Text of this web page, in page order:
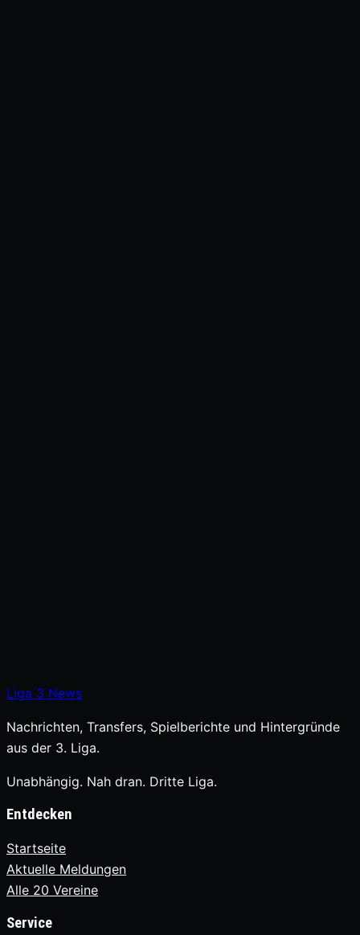
Liga 3 News
Nachrichten, Transfers, Spielberichte und Hintergründe
aus der 3. Liga.
Unabhängig. Nah dran. Dritte Liga.
Entdecken
Startseite
Aktuelle Meldungen
Alle 20 Vereine
Service